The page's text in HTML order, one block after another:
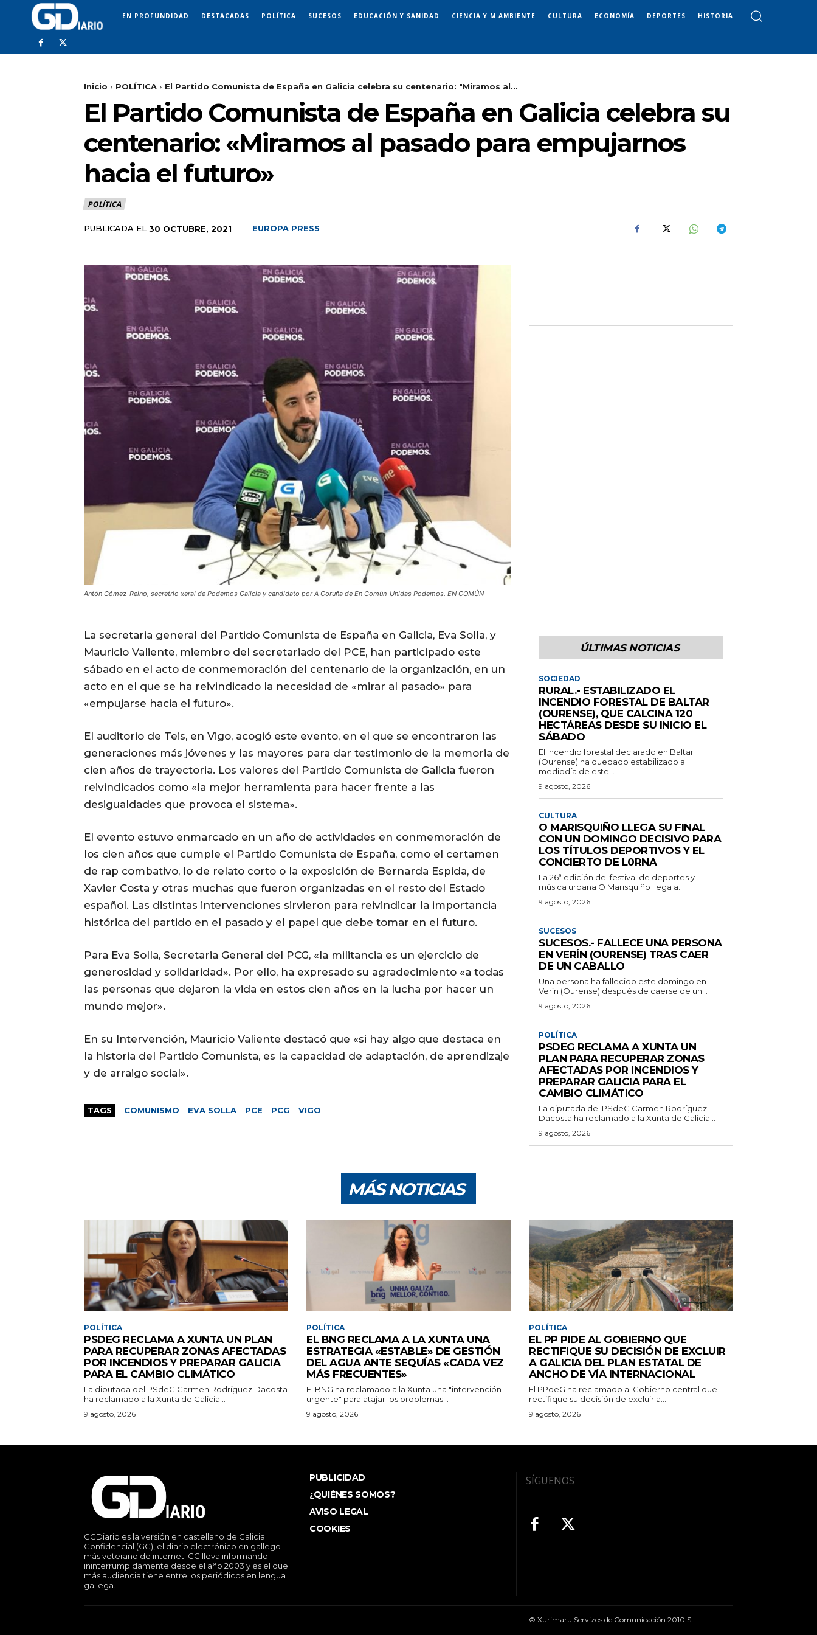
EN PROFUNDIDAD DESTACADAS POLÍTICA SUCESOS EDUCACIÓN Y SANIDAD CIENCIA Y M.AMBIENTE CULTURA ECONOMÍA DEPORTES HISTORIA
Inicio POLÍTICA El Partido Comunista de España en Galicia celebra su centenario: "Miramos al...
El Partido Comunista de España en Galicia celebra su
centenario: «Miramos al pasado para empujarnos
hacia el futuro»
POLÍTICA
PUBLICADA EL 30 OCTUBRE, 2021 EUROPA PRESS
Antón Gómez-Reino, secretrio xeral de Podemos Galicia y candidato por A Coruña de En Común-Unidas Podemos. EN COMÚN
La secretaria general del Partido Comunista de España en Galicia, Eva Solla, y
Mauricio Valiente, miembro del secretariado del PCE, han participado este
sábado en el acto de conmemoración del centenario de la organización, en un
acto en el que se ha reivindicado la necesidad de «mirar al pasado» para
«empujarse hacia el futuro».
El auditorio de Teis, en Vigo, acogió este evento, en el que se encontraron las
generaciones más jóvenes y las mayores para dar testimonio de la memoria de
cien años de trayectoria. Los valores del Partido Comunista de Galicia fueron
reivindicados como «la mejor herramienta para hacer frente a las
desigualdades que provoca el sistema».
El evento estuvo enmarcado en un año de actividades en conmemoración de
los cien años que cumple el Partido Comunista de España, como el certamen
de rap combativo, lo de relato corto o la exposición de Bernarda Espida, de
Xavier Costa y otras muchas que fueron organizadas en el resto del Estado
español. Las distintas intervenciones sirvieron para reivindicar la importancia
histórica del partido en el pasado y el papel que debe tomar en el futuro.
Para Eva Solla, Secretaria General del PCG, «la militancia es un ejercicio de
generosidad y solidaridad». Por ello, ha expresado su agradecimiento «a todas
las personas que dejaron la vida en estos cien años en la lucha por hacer un
mundo mejor».
En su Intervención, Mauricio Valiente destacó que «si hay algo que destaca en
la historia del Partido Comunista, es la capacidad de adaptación, de aprendizaje
y de arraigo social».
TAGS COMUNISMO EVA SOLLA PCE PCG VIGO
ÚLTIMAS NOTICIAS
SOCIEDAD
RURAL.- ESTABILIZADO EL
INCENDIO FORESTAL DE BALTAR
(OURENSE), QUE CALCINA 120
HECTÁREAS DESDE SU INICIO EL
SÁBADO
El incendio forestal declarado en Baltar
(Ourense) ha quedado estabilizado al
mediodía de este...
9 agosto, 2026
CULTURA
O MARISQUIÑO LLEGA SU FINAL
CON UN DOMINGO DECISIVO PARA
LOS TÍTULOS DEPORTIVOS Y EL
CONCIERTO DE L0RNA
La 26ª edición del festival de deportes y
música urbana O Marisquiño llega a...
9 agosto, 2026
SUCESOS
SUCESOS.- FALLECE UNA PERSONA
EN VERÍN (OURENSE) TRAS CAER
DE UN CABALLO
Una persona ha fallecido este domingo en
Verín (Ourense) después de caerse de un...
9 agosto, 2026
POLÍTICA
PSDEG RECLAMA A XUNTA UN
PLAN PARA RECUPERAR ZONAS
AFECTADAS POR INCENDIOS Y
PREPARAR GALICIA PARA EL
CAMBIO CLIMÁTICO
La diputada del PSdeG Carmen Rodríguez
Dacosta ha reclamado a la Xunta de Galicia...
9 agosto, 2026
MÁS NOTICIAS
POLÍTICA
PSDEG RECLAMA A XUNTA UN PLAN
PARA RECUPERAR ZONAS AFECTADAS
POR INCENDIOS Y PREPARAR GALICIA
PARA EL CAMBIO CLIMÁTICO
La diputada del PSdeG Carmen Rodríguez Dacosta
ha reclamado a la Xunta de Galicia...
9 agosto, 2026
POLÍTICA
EL BNG RECLAMA A LA XUNTA UNA
ESTRATEGIA «ESTABLE» DE GESTIÓN
DEL AGUA ANTE SEQUÍAS «CADA VEZ
MÁS FRECUENTES»
El BNG ha reclamado a la Xunta una "intervención
urgente" para atajar los problemas...
9 agosto, 2026
POLÍTICA
EL PP PIDE AL GOBIERNO QUE
RECTIFIQUE SU DECISIÓN DE EXCLUIR
A GALICIA DEL PLAN ESTATAL DE
ANCHO DE VÍA INTERNACIONAL
El PPdeG ha reclamado al Gobierno central que
rectifique su decisión de excluir a...
9 agosto, 2026
GCDiario es la versión en castellano de Galicia
Confidencial (GC), el diario electrónico en gallego
más veterano de internet. GC lleva informando
ininterrumpidamente desde el año 2003 y es el que
más audiencia tiene entre los periódicos en lengua
gallega.
PUBLICIDAD
¿QUIÉNES SOMOS?
AVISO LEGAL
COOKIES
SÍGUENOS
© Xurimaru Servizos de Comunicación 2010 S.L.